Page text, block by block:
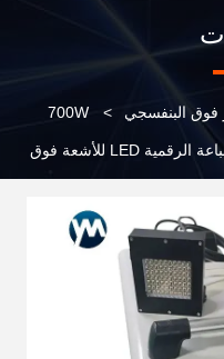
فوق البنفسجي >
700W
365nm 6565 UV LED مصباح لآلات الطباعة الرقمية LED للأشعة فوق